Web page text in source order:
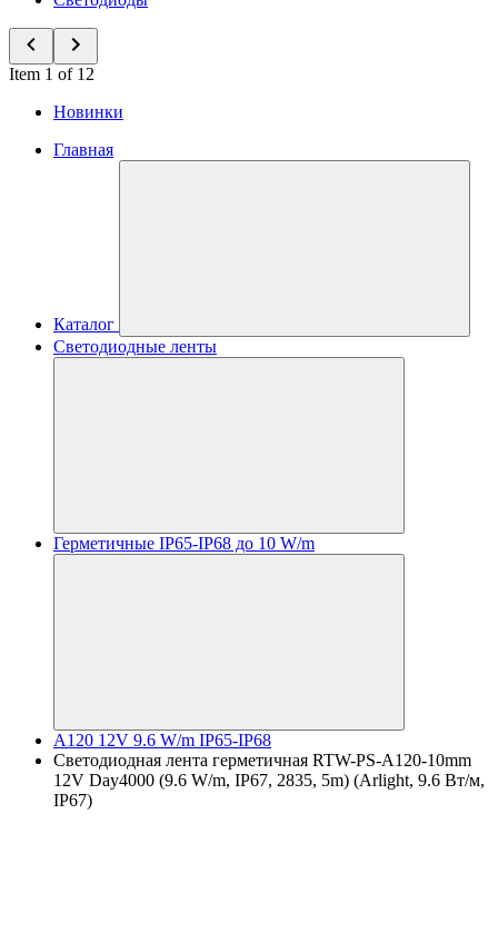
Item 1 of 12
Новинки
Главная
Каталог
Светодиодные ленты
Герметичные IP65-IP68 до 10 W/m
A120 12V 9.6 W/m IP65-IP68
Светодиодная лента герметичная RTW-PS-A120-10mm
12V Day4000 (9.6 W/m, IP67, 2835, 5m) (Arlight, 9.6 Вт/м,
IP67)